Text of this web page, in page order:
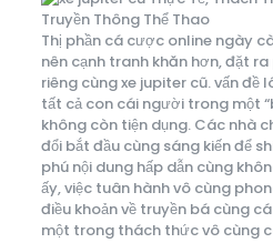
Thị phần cá cược online ngày
nên cạnh tranh khăn hơn, đặt
riêng cùng xe jupiter cũ. vấn đề
tất cả con cái người trong một
không còn tiện dụng. Các nhà
đổi bắt đầu cùng sáng kiến để
phú nội dung hấp dẫn cùng
ấy, việc tuân hành vô cùng
điều khoản về truyền bá cùng
một trong thách thức vô cùng